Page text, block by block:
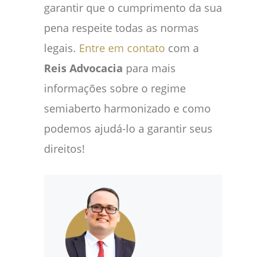
garantir que o cumprimento da sua
pena respeite todas as normas
legais. Entre em contato com a
Reis Advocacia para mais
informações sobre o regime
semiaberto harmonizado e como
podemos ajudá-lo a garantir seus
direitos!